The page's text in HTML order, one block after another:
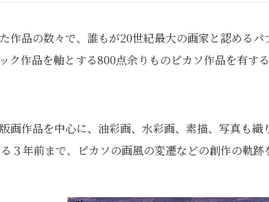
作品の数々で、誰もが20世紀最大の画家と認める
ク作品を軸とする800点余りものピカソ作品を有す
画作品を中心に、油彩画、水彩画、素描、写真も
３年前まで、ピカソの画風の変遷などの創作の軌跡